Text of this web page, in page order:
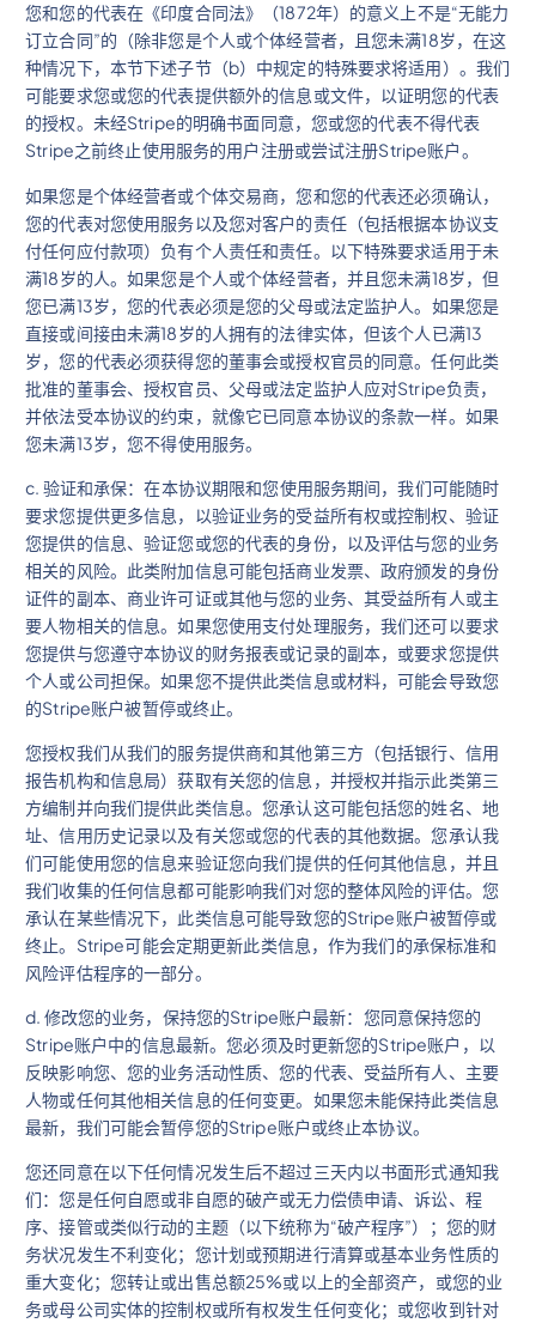
您和您的代表在《印度合同法》（1872年）的意义上不是“无能力
订立合同”的（除非您是个人或个体经营者，且您未满18岁，在这
种情况下，本节下述子节（b）中规定的特殊要求将适用）。我们
可能要求您或您的代表提供额外的信息或文件，以证明您的代表
的授权。未经Stripe的明确书面同意，您或您的代表不得代表
Stripe之前终止使用服务的用户注册或尝试注册Stripe账户。
如果您是个体经营者或个体交易商，您和您的代表还必须确认，
您的代表对您使用服务以及您对客户的责任（包括根据本协议支
付任何应付款项）负有个人责任和责任。以下特殊要求适用于未
满18岁的人。如果您是个人或个体经营者，并且您未满18岁，但
您已满13岁，您的代表必须是您的父母或法定监护人。如果您是
直接或间接由未满18岁的人拥有的法律实体，但该个人已满13
岁，您的代表必须获得您的董事会或授权官员的同意。任何此类
批准的董事会、授权官员、父母或法定监护人应对Stripe负责，
并依法受本协议的约束，就像它已同意本协议的条款一样。如果
您未满13岁，您不得使用服务。
c. 验证和承保：在本协议期限和您使用服务期间，我们可能随时
要求您提供更多信息，以验证业务的受益所有权或控制权、验证
您提供的信息、验证您或您的代表的身份，以及评估与您的业务
相关的风险。此类附加信息可能包括商业发票、政府颁发的身份
证件的副本、商业许可证或其他与您的业务、其受益所有人或主
要人物相关的信息。如果您使用支付处理服务，我们还可以要求
您提供与您遵守本协议的财务报表或记录的副本，或要求您提供
个人或公司担保。如果您不提供此类信息或材料，可能会导致您
的Stripe账户被暂停或终止。
您授权我们从我们的服务提供商和其他第三方（包括银行、信用
报告机构和信息局）获取有关您的信息，并授权并指示此类第三
方编制并向我们提供此类信息。您承认这可能包括您的姓名、地
址、信用历史记录以及有关您或您的代表的其他数据。您承认我
们可能使用您的信息来验证您向我们提供的任何其他信息，并且
我们收集的任何信息都可能影响我们对您的整体风险的评估。您
承认在某些情况下，此类信息可能导致您的Stripe账户被暂停或
终止。Stripe可能会定期更新此类信息，作为我们的承保标准和
风险评估程序的一部分。
d. 修改您的业务，保持您的Stripe账户最新：您同意保持您的
Stripe账户中的信息最新。您必须及时更新您的Stripe账户，以
反映影响您、您的业务活动性质、您的代表、受益所有人、主要
人物或任何其他相关信息的任何变更。如果您未能保持此类信息
最新，我们可能会暂停您的Stripe账户或终止本协议。
您还同意在以下任何情况发生后不超过三天内以书面形式通知我
们：您是任何自愿或非自愿的破产或无力偿债申请、诉讼、程
序、接管或类似行动的主题（以下统称为“破产程序”）；您的财
务状况发生不利变化；您计划或预期进行清算或基本业务性质的
重大变化；您转让或出售总额25%或以上的全部资产，或您的业
务或母公司实体的控制权或所有权发生任何变化；或您收到针对